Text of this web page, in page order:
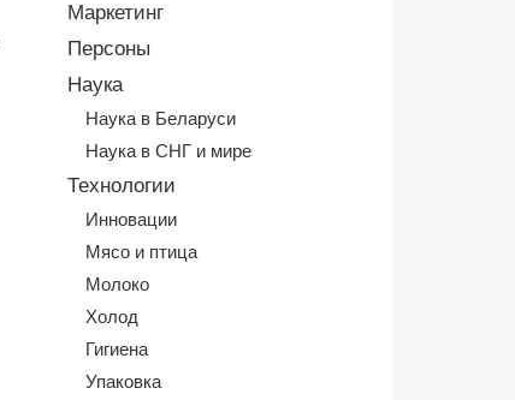
Маркетинг
Персоны
Наука
Наука в Беларуси
Наука в СНГ и мире
Технологии
Инновации
Мясо и птица
Молоко
Холод
Гигиена
Упаковка